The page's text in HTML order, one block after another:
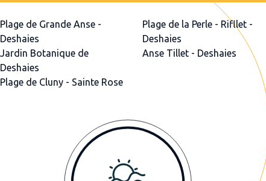
Plage de Grande Anse -
Deshaies
Plage de la Perle - Rifllet -
Deshaies
Jardin Botanique de
Deshaies
Anse Tillet - Deshaies
Plage de Cluny - Sainte Rose